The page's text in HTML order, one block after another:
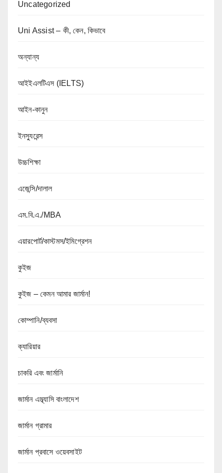
Uncategorized
Uni Assist – কী, কেন, কিভাবে
অন্যান্য
আইইএলটিএস (IELTS)
আইন-কানুন
ইনস্যুরেন্স
উচ্চশিক্ষা
এজেন্সি/দালাল
এম.বি.এ./MBA
এয়ারপোর্ট/কাস্টমস/ইমিগ্রেশন
কুইজ
কুইজ – কেমন আমার জার্মান!
কোম্পানি/ব্যবসা
ক্যারিয়ার
চাকরি এবং জার্মানি
জার্মান এম্ব্যাসি বাংলাদেশ
জার্মান গ্রামার
জার্মান প্রবাসে ওয়েবসাইট